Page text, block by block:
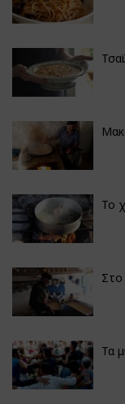
Το
Στο
Τα